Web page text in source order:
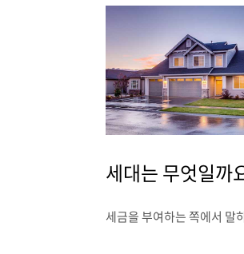
세대는 무엇일까
세금을 부여하는 쪽에서 말